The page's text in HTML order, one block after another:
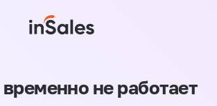
не работает